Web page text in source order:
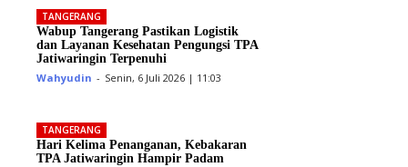
TANGERANG
Wabup Tangerang Pastikan Logistik
dan Layanan Kesehatan Pengungsi TPA
Jatiwaringin Terpenuhi
Wahyudin - Senin, 6 Juli 2026 | 11:03
TANGERANG
Hari Kelima Penanganan, Kebakaran
TPA Jatiwaringin Hampir Padam